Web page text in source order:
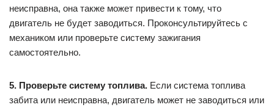
неисправна, она также может привести к тому, что
двигатель не будет заводиться. Проконсультируйтесь с
механиком или проверьте систему зажигания
самостоятельно.
5. Проверьте систему топлива. Если система топлива
забита или неисправна, двигатель может не заводиться или